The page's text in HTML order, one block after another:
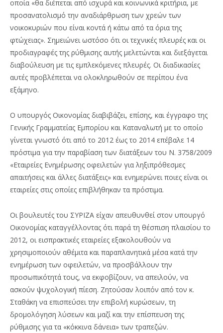
οποία «θα διέπεται από ισχυρά και κοινωνικά κριτήρια, με
προσανατολισμό την αναδιάρθρωση των χρεών των
νοικοκυριών που είναι κοντά ή κάτω από τα όρια της
φτώχειας». Σημειώνει ωστόσο ότι οι τεχνικές πλευρές και οι
προδιαγραφές της ρύθμισης αυτής μελετώνται και διεξάγεται
διαβούλευση με τις εμπλεκόμενες πλευρές. Οι διαδικασίες
αυτές προβλέπεται να ολοκληρωθούν σε περίπου ένα
εξάμηνο.
Ο υπουργός Οικονομίας διαβιβάζει, επίσης, και έγγραφο της
Γενικής Γραμματείας Εμπορίου και Καταναλωτή με το οποίο
γίνεται γνωστό ότι από το 2012 έως το 2014 επέβαλε 14
πρόστιμα για την παραβίαση των διατάξεων του Ν. 3758/2009
«Εταιρείες Ενημέρωσης οφειλετών για ληξιπρόθεσμες
απαιτήσεις και άλλες διατάξεις» και ενημερώνει ποιες είναι οι
εταιρείες στις οποίες επιβλήθηκαν τα πρόστιμα.
Οι βουλευτές του ΣΥΡΙΖΑ είχαν απευθυνθεί στον υπουργό
Οικονομίας καταγγέλλοντας ότι παρά τη θέσπιση πλαισίου το
2012, οι εισπρακτικές εταιρείες εξακολουθούν να
χρησιμοποιούν αθέμιτα και παραπλανητικά μέσα κατά την
ενημέρωση των οφειλετών, να προσβάλλουν την
προσωπικότητά τους, να εκφοβίζουν, να απειλούν, να
ασκούν ψυχολογική πίεση. Ζητούσαν λοιπόν από τον κ.
Σταθάκη να επισπεύσει την επιβολή κυρώσεων, τη
δρομολόγηση λύσεων και μαζί και την επίσπευση της
ρύθμισης για τα «κόκκινα δάνεια» των τραπεζών.